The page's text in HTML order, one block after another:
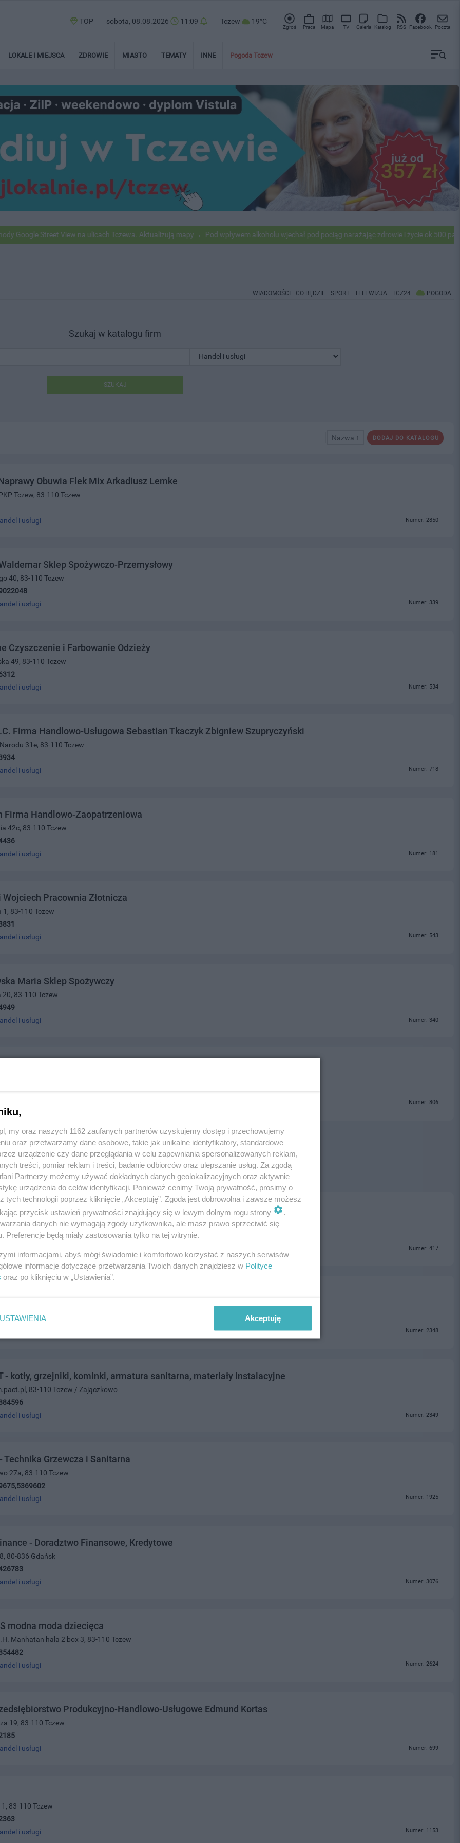
TOP sobota, 08.08.2026 11:09 Tczew 19°C
Zgłoś Praca Mapa TV Galeria Katalog RSS Facebook Poczta
LOKALE I MIEJSCA ZDROWIE MIASTO TEMATY INNE Pogoda Tczew
Street View na ulicach Tczewa. Aktualizują mapy Pod wpływem alkoholu wjechał pod pociąg narażając zdrowie i życie ok 500 pasażerów!
WIADOMOŚCI CO BĘDZIE SPORT TELEWIZJA TCZ24 POGODA
Szukaj w katalogu firm
SZUKAJ
DODAJ DO KATALOGU
Nazwa ↑
Obuwia Flek Mix Arkadiusz Lemke
Tczew, 83-110 Tczew
i usługi Numer: 2850
Sklep Spożywczo-Przemysłowy
40, 83-110 Tczew
i usługi Numer: 339
Czyszczenie i Farbowanie Odzieży
49, 83-110 Tczew
i usługi Numer: 534
Firma Handlowo-Usługowa Sebastian Tkaczyk Zbigniew Szupryczyński
31e, 83-110 Tczew
i usługi Numer: 718
Firma Handlowo-Zaopatrzeniowa
42c, 83-110 Tczew
i usługi Numer: 181
Wojciech Pracownia Złotnicza
1, 83-110 Tczew
i usługi Numer: 543
Maria Sklep Spożywczy
83-110 Tczew
i usługi Numer: 340
16, 83-110 Tczew
Numer: 806
Autoryzowany Przedstawiciel Plus GSM
10, 83-110 Tczew
Numer: 417
Numer: 2348
- kotły, grzejniki, kominki, armatura sanitarna, materiały instalacyjne
83-110 Tczew / Zajączkowo
i usługi Numer: 2349
Technika Grzewcza i Sanitarna
27a, 83-110 Tczew
i usługi Numer: 1925
- Doradztwo Finansowe, Kredytowe
80-836 Gdańsk
i usługi Numer: 3076
modna moda dziecięca
Manhatan hala 2 box 3, 83-110 Tczew
i usługi Numer: 2624
Produkcyjno-Handlowo-Usługowe Edmund Kortas
19, 83-110 Tczew
i usługi Numer: 699
83-110 Tczew
i usługi Numer: 1153
my oraz naszych 1162 zaufanych partnerów uzyskujemy dostęp i przechowujemy
oraz przetwarzamy dane osobowe, takie jak unikalne identyfikatory, standardowe
urządzenie czy dane przeglądania w celu zapewniania spersonalizowanych reklam,
treści, pomiar reklam i treści, badanie odbiorców oraz ulepszanie usług. Za zgodą
Partnerzy możemy używać dokładnych danych geolokalizacyjnych oraz aktywnie
urządzenia do celów identyfikacji. Ponieważ cenimy Twoją prywatność, prosimy o
tych technologii poprzez kliknięcie „Akceptuję”. Zgoda jest dobrowolna i zawsze możesz
przycisk ustawień prywatności znajdujący się w lewym dolnym rogu strony
.
danych nie wymagają zgody użytkownika, ale masz prawo sprzeciwić się
Preferencje będą miały zastosowania tylko na tej witrynie.
informacjami, abyś mógł świadomie i komfortowo korzystać z naszych serwisów
informacje dotyczące przetwarzania Twoich danych znajdziesz w Polityce
oraz po kliknięciu w „Ustawienia”.
USTAWIENIA Akceptuję